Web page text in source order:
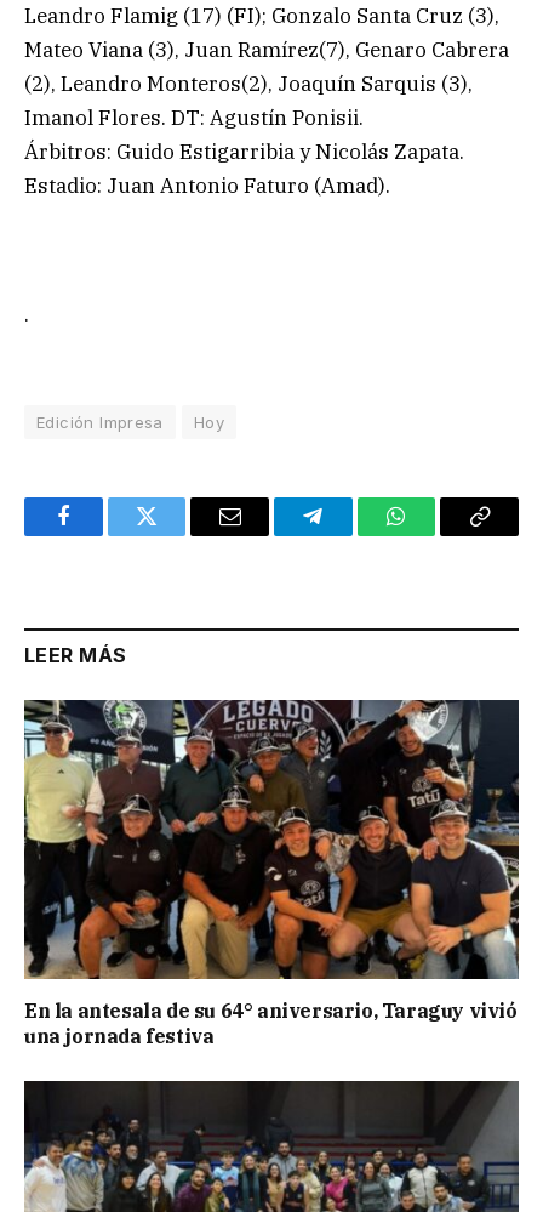
Leandro Flamig (17) (FI); Gonzalo Santa Cruz (3),
Mateo Viana (3), Juan Ramírez(7), Genaro Cabrera
(2), Leandro Monteros(2), Joaquín Sarquis (3),
Imanol Flores. DT: Agustín Ponisii.
Árbitros: Guido Estigarribia y Nicolás Zapata.
Estadio: Juan Antonio Faturo (Amad).
.
Edición Impresa Hoy
FacebookTwitter Email TelegramWhatsAppCopy
LEER MÁS
En la antesala de su 64° aniversario, Taraguy vivió
una jornada festiva